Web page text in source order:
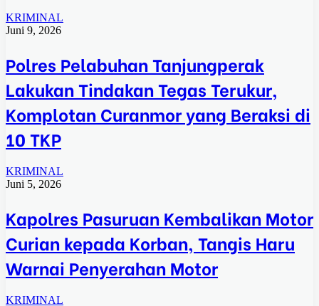
KRIMINAL
Juni 9, 2026
Polres Pelabuhan Tanjungperak
Lakukan Tindakan Tegas Terukur,
Komplotan Curanmor yang Beraksi di
10 TKP
KRIMINAL
Juni 5, 2026
Kapolres Pasuruan Kembalikan Motor
Curian kepada Korban, Tangis Haru
Warnai Penyerahan Motor
KRIMINAL